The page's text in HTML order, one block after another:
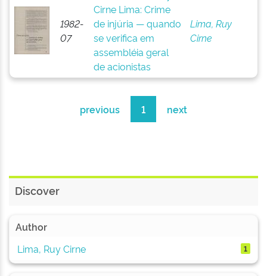
1982-
07
Cirne Lima: Crime
de injúria — quando
se verifica em
assembléia geral
de acionistas
Lima, Ruy
Cirne
previous 1 next
Discover
Author
Lima, Ruy Cirne
1